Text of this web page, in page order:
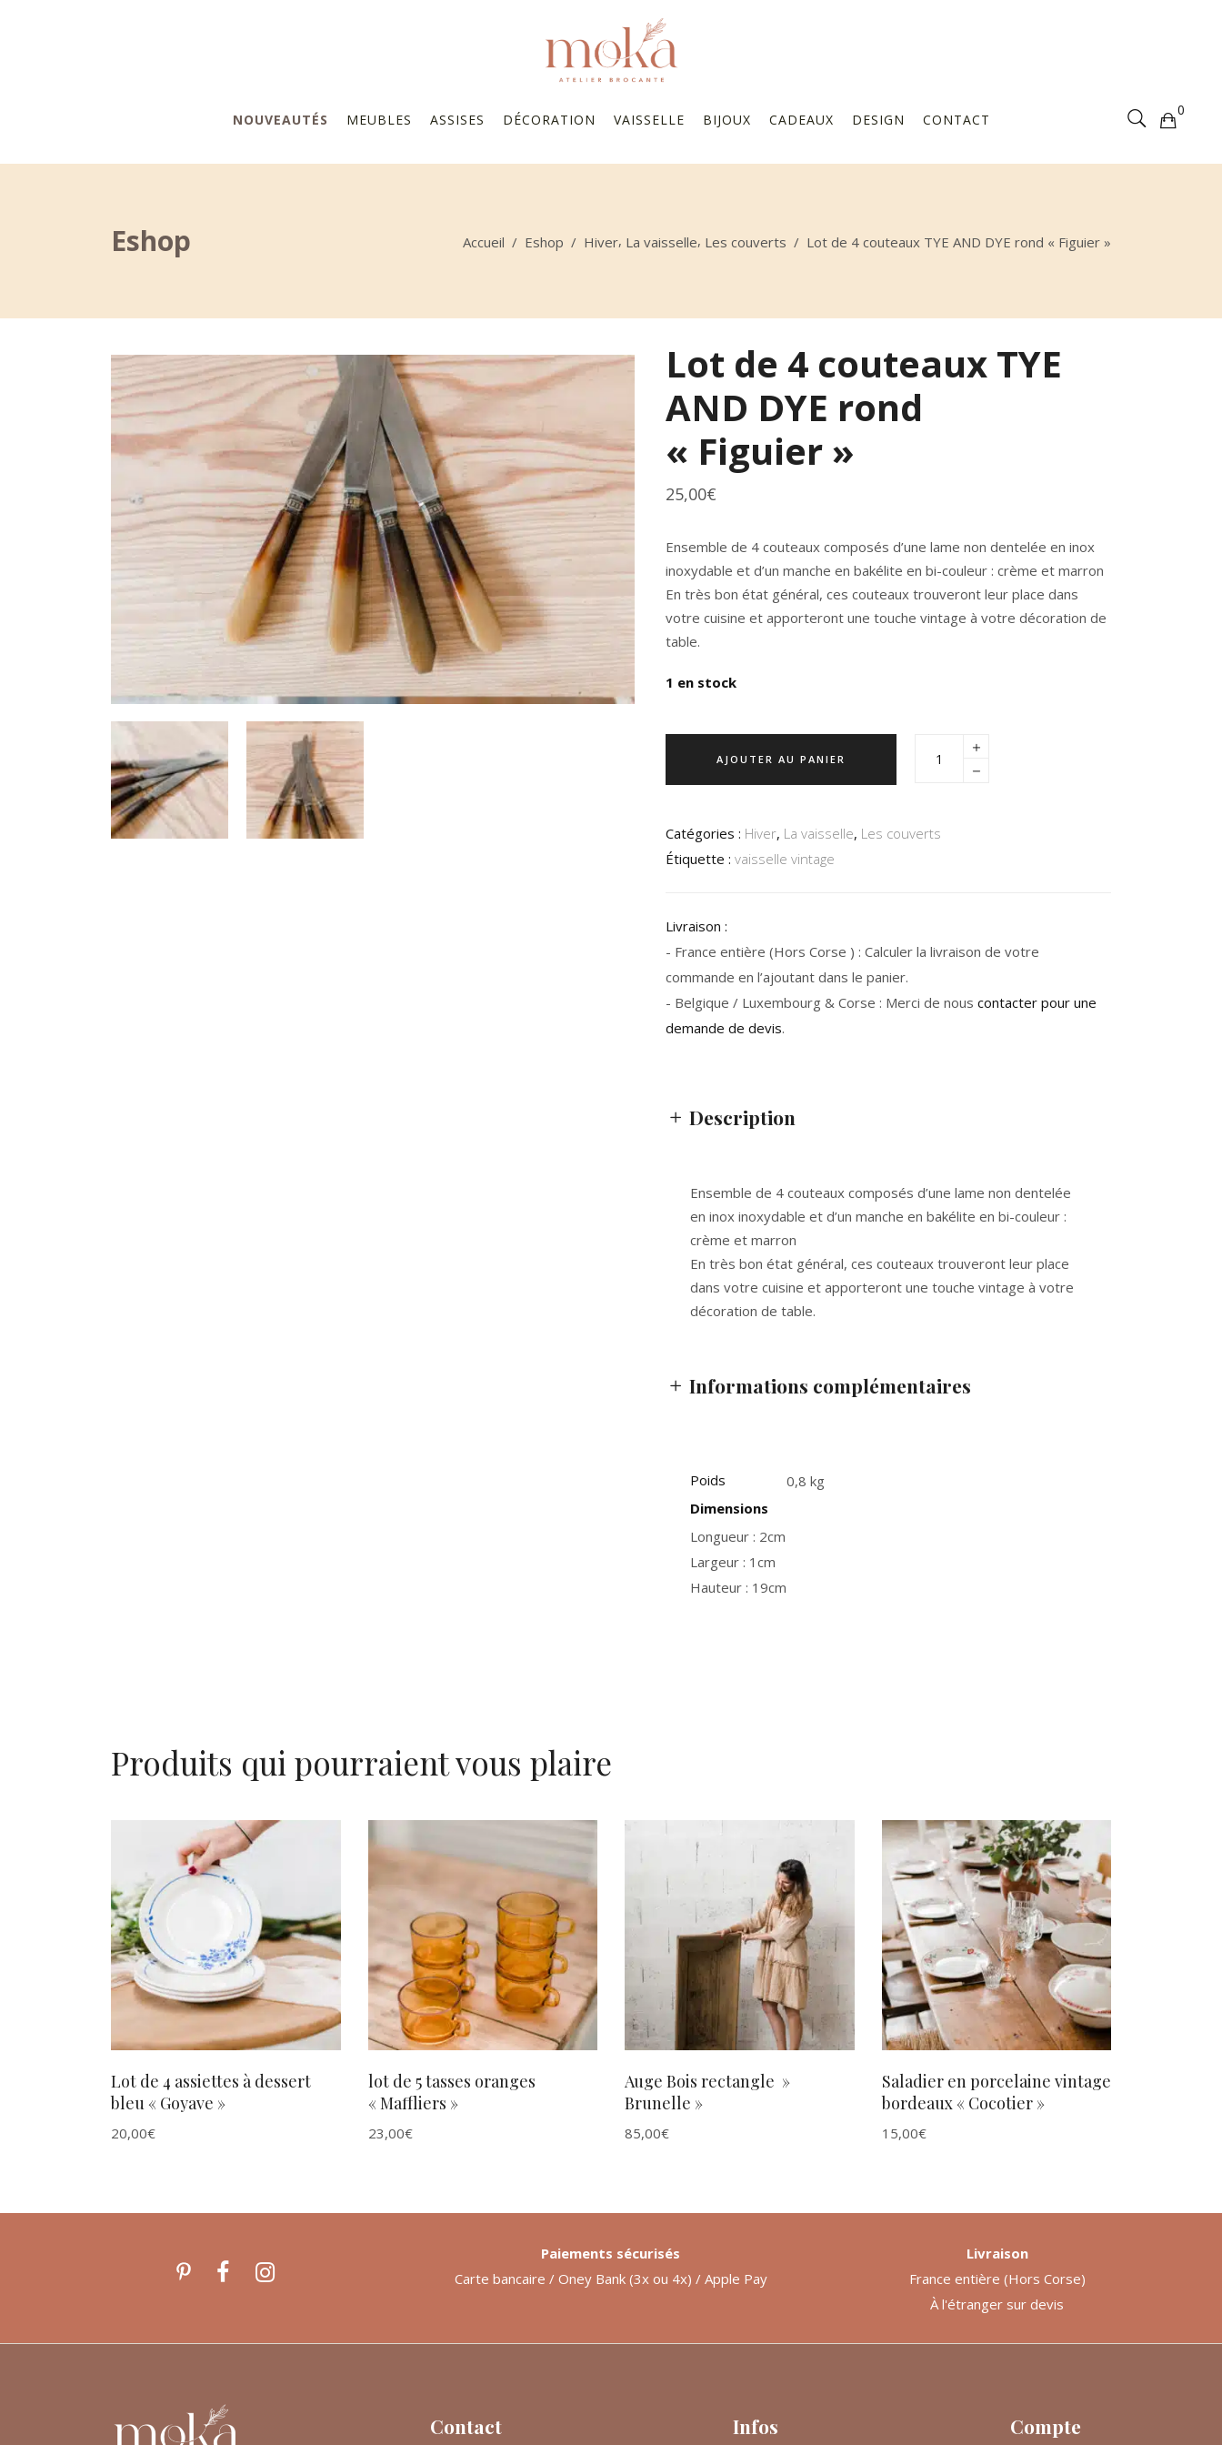
NOUVEAUTÉS MEUBLES ASSISES DÉCORATION VAISSELLE BIJOUX CADEAUX DESIGN CONTACT
0
Votre sélection est vide
Eshop Accueil / Eshop / Hiver, La vaisselle, Les couverts / Lot de 4 couteaux TYE AND DYE rond « Figuier »
Lot de 4 couteaux TYE
AND DYE rond
« Figuier »
25,00€
Ensemble de 4 couteaux composés d’une lame non dentelée en inox
inoxydable et d’un manche en bakélite en bi-couleur : crème et marron
En très bon état général, ces couteaux trouveront leur place dans
votre cuisine et apporteront une touche vintage à votre décoration de
table.
1 en stock
AJOUTER AU PANIER
Catégories : Hiver, La vaisselle, Les couverts
Étiquette : vaisselle vintage
Livraison :
- France entière (Hors Corse ) : Calculer la livraison de votre
commande en l’ajoutant dans le panier.
- Belgique / Luxembourg & Corse : Merci de nous contacter pour une
demande de devis.
Description
Ensemble de 4 couteaux composés d’une lame non dentelée
en inox inoxydable et d’un manche en bakélite en bi-couleur :
crème et marron
En très bon état général, ces couteaux trouveront leur place
dans votre cuisine et apporteront une touche vintage à votre
décoration de table.
Informations complémentaires
Poids
0,8 kg
Dimensions
Longueur : 2cm
Largeur : 1cm
Hauteur : 19cm
Produits qui pourraient vous plaire
AJOUTER AU PANIER
Lot de 4 assiettes à dessert
bleu « Goyave »
20,00€
AJOUTER AU PANIER
lot de 5 tasses oranges
« Maffliers »
23,00€
AJOUTER AU PANIER
Auge Bois rectangle »
Brunelle »
85,00€
AJOUTER AU PANIER
Saladier en porcelaine vintage
bordeaux « Cocotier »
15,00€
Contact Infos Compte
Paiements sécurisés
Carte bancaire / Oney Bank (3x ou 4x) / Apple Pay
Livraison
France entière (Hors Corse)
À l'étranger sur devis